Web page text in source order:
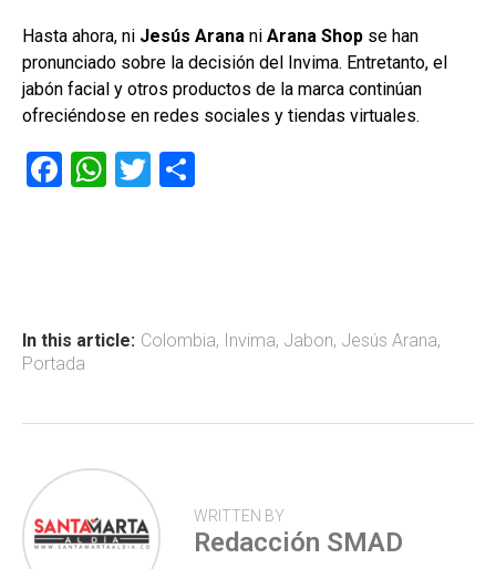
Hasta ahora, ni Jesús Arana ni Arana Shop se han
pronunciado sobre la decisión del Invima. Entretanto, el
jabón facial y otros productos de la marca continúan
ofreciéndose en redes sociales y tiendas virtuales.
F
ok
W
p
T
tir
In this article: Colombia, Invima, Jabon, Jesús Arana,
Portada
WRITTEN BY
Redacción SMAD